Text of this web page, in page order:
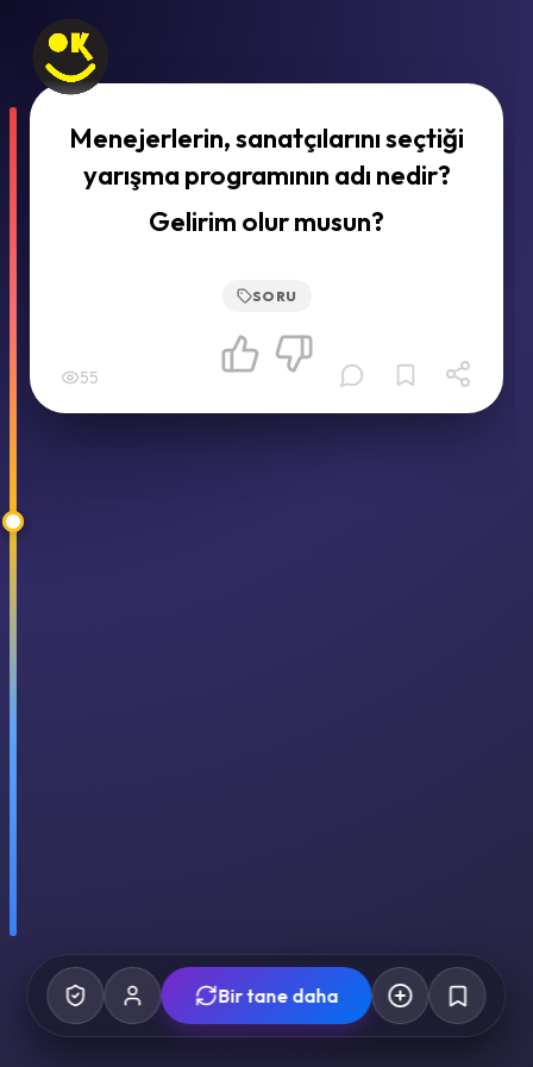
Menejerlerin, sanatçılarını seçtiği
yarışma programının adı nedir?
Gelirim olur musun?
SORU
55
Bir tane daha